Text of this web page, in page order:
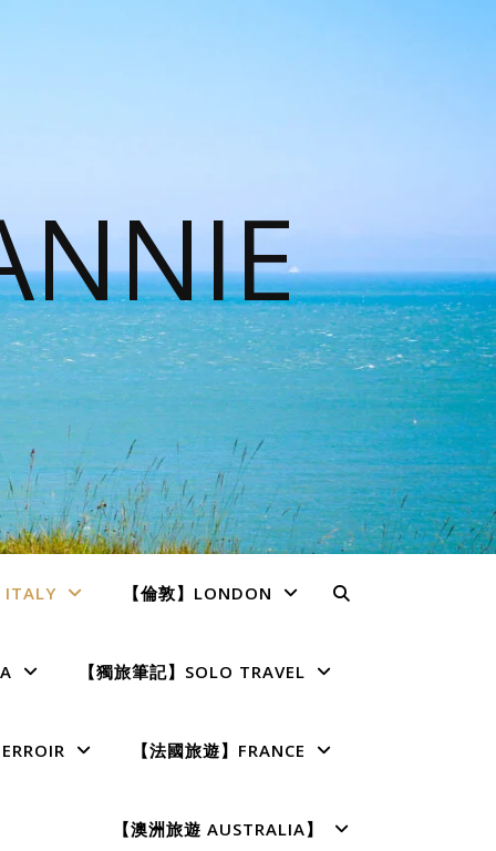
ITALY 【倫敦】LONDON
【獨旅筆記】SOLO TRAVEL
【法國旅遊】FRANCE
【澳洲旅遊 AUSTRALIA】